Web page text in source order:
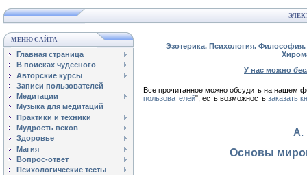
МЕНЮ САЙТА
Главная страница
В поисках чудесного
Авторские курсы
Записи пользователей
Медитации
Музыка для медитаций
Практики и техники
Мудрость веков
Здоровье
Магия
Вопрос-ответ
Психологические тесты
Эзотерика. Психология.
У нас можно
Все прочитанное можно обсудить на нашем
пользователей", есть возможность заказать
А.
Основы